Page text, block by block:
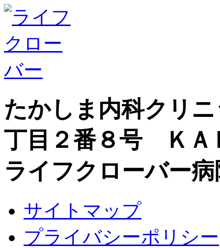
たかしま内科クリ
丁目２番８号 ＫＡ
ライフクローバー
サイトマップ
プライバシーポリシー